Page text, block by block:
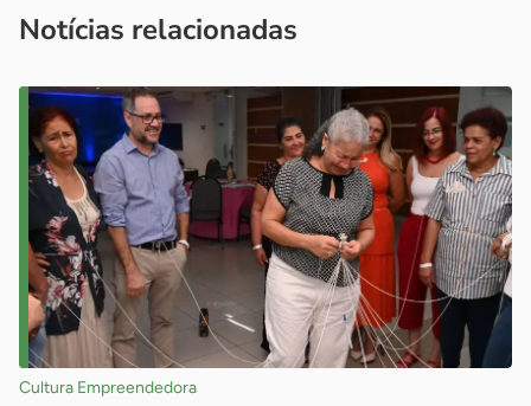
Notícias relacionadas
Cultura Empreendedora